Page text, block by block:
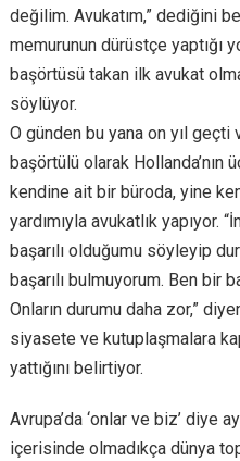
değilim. Avukatım,” dediğini
memurunun dürüstçe yaptığı
başörtüsü takan ilk avukat
söylüyor.
O günden bu yana on yıl
başörtülü olarak Hollanda’nın
kendine ait bir büroda, yine
yardımıyla avukatlık yapıyor.
başarılı olduğumu söyleyip
başarılı bulmuyorum. Ben bir
Onların durumu daha zor,”
siyasete ve kutuplaşmalara
yattığını belirtiyor.
Avrupa’da ‘onlar ve biz’ diye
içerisinde olmadıkça dünya